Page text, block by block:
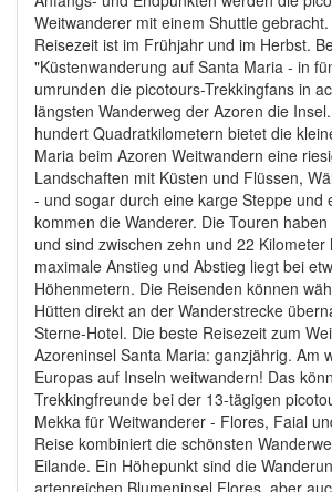
Weitwanderer mit einem Shuttle
Reisezeit ist im Frühjahr und im Herbst.
"Küstenwanderung auf Santa Maria - in
umrunden die picotours-Trekkingfans in
längsten Wanderweg der Azoren die
hundert Quadratkilometern bietet die
Maria beim Azoren Weitwandern eine
Landschaften mit Küsten und Flüssen,
- und sogar durch eine karge Steppe und
kommen die Wanderer. Die Touren
und sind zwischen zehn und 22 Kilometer
maximale Anstieg und Abstieg liegt bei
Höhenmetern. Die Reisenden können
Hütten direkt an der Wanderstrecke
Sterne-Hotel. Die beste Reisezeit zum
Azoreninsel Santa Maria: ganzjährig. Am
Europas auf Inseln weitwandern! Das
Trekkingfreunde bei der 13-tägigen
Mekka für Weitwanderer - Flores, Faial
Reise kombiniert die schönsten
Eilande. Ein Höhepunkt sind die
artenreichen Blumeninsel Flores, aber